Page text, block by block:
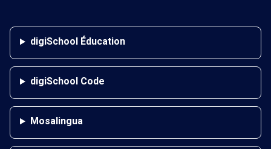
digiSchool Éducation
digiSchool Code
Mosalingua